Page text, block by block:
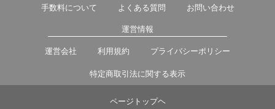
手数料について よくある質問 お問い合わせ
運営情報
運営会社 利用規約 プライバシーポリシー
特定商取引法に関する表示
ページトップヘ